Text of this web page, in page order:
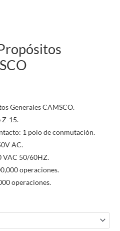
Generales CAMSCO.
Z-15.
1 polo de conmutación.
AC.
VAC 50/60HZ.
operaciones.
operaciones.